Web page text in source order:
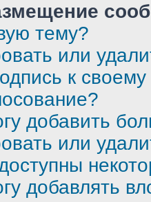
тему?
или
к
добавить
или
добавлять